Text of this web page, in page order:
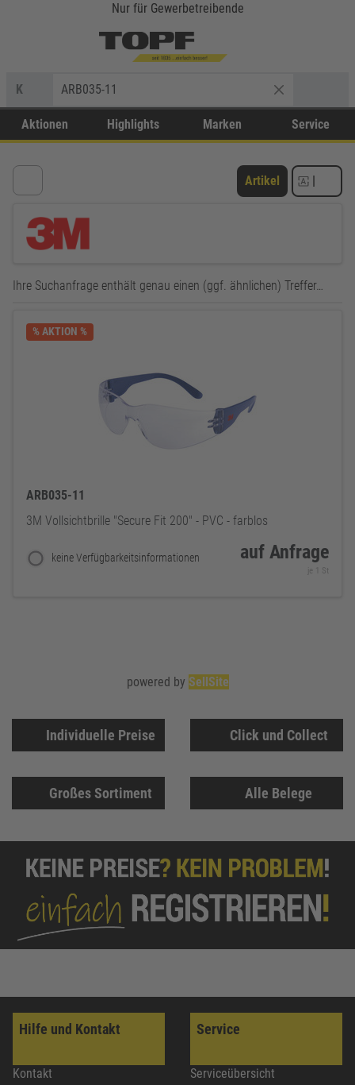
Nur für Gewerbetreibende
K ARB035-11
Aktionen Highlights Marken Service
Artikel |
Ihre Suchanfrage enthält genau einen (ggf. ähnlichen) Treffer…
% AKTION %
ARB035-11
3M Vollsichtbrille "Secure Fit 200" - PVC - farblos
keine Verfügbarkeitsinformationen auf Anfrage
je 1 St
Individuelle Preise Click und Collect
Großes Sortiment Alle Belege
Hilfe und Kontakt
Kontakt
Service
Serviceübersicht
powered by SellSite